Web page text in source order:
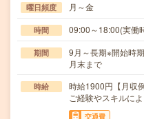
曜日頻度 月～金
時間 09:00～18:00(実働
期間
9月～長期※開始時
月末まで
時給
時給1900円【月収
ご経験やスキルに
交通費